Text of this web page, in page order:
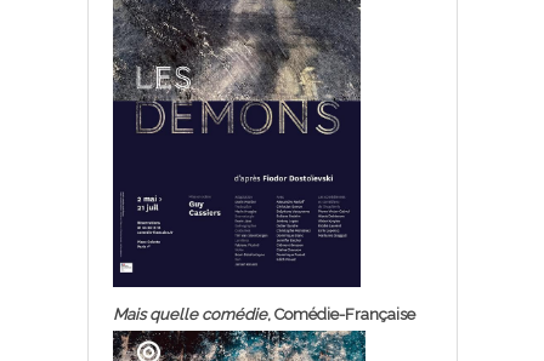
Mais quelle comédie, Comédie-Française